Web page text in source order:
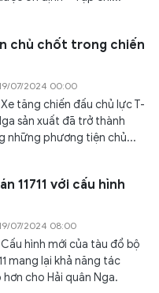
chủ chốt trong chiến
07/2024 00:00
tăng chiến đấu chủ lực T-
sản xuất đã trở thành
những phương tiện chủ...
11711 với cấu hình
07/2024 08:00
hình mới của tàu đổ bộ
mang lại khả năng tác
cho Hải quân Nga.